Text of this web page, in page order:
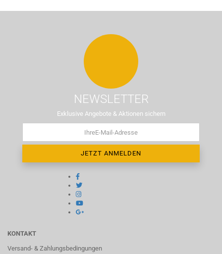
NEWSLETTER
Exklusive Angebote & Aktionen sichern
KONTAKT
Versand- & Zahlungsbedingungen